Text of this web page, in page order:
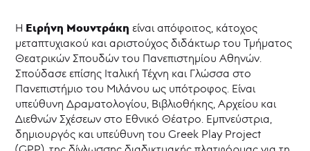
Η Ειρήνη Μουντράκη είναι απόφοιτος, κάτοχος
μεταπτυχιακού και αριστούχος διδάκτωρ του Τμήματος
Θεατρικών Σπουδών του Πανεπιστημίου Αθηνών.
Σπούδασε επίσης Ιταλική Τέχνη και Γλώσσα στο
Πανεπιστήμιο του Μιλάνου ως υπότροφος. Είναι
υπεύθυνη Δραματολογίου, Βιβλιοθήκης, Αρχείου και
Διεθνών Σχέσεων στο Εθνικό Θέατρο. Εμπνεύστρια,
δημιουργός και υπεύθυνη του Greek Play Project